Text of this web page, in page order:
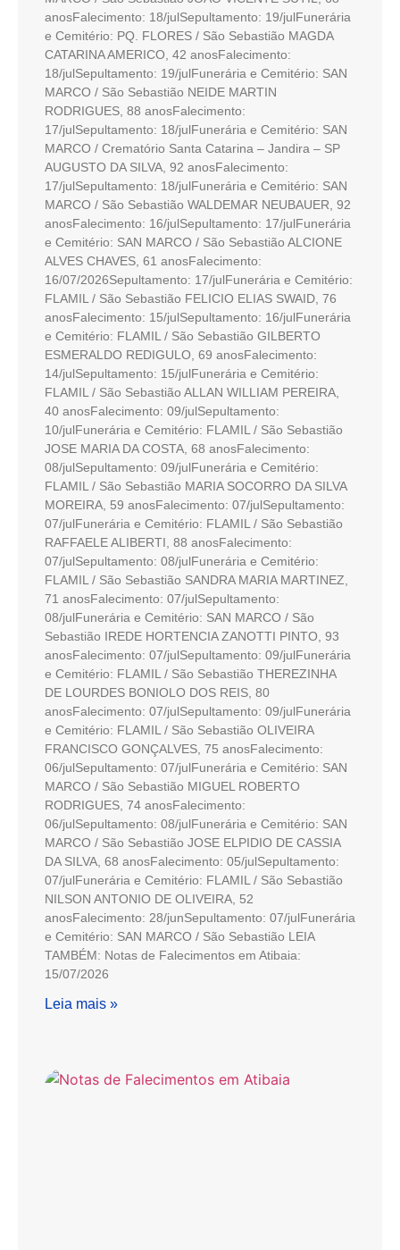
anosFalecimento: 18/julSepultamento: 19/julFunerária
e Cemitério: PQ. FLORES / São Sebastião MAGDA
CATARINA AMERICO, 42 anosFalecimento:
18/julSepultamento: 19/julFunerária e Cemitério: SAN
MARCO / São Sebastião NEIDE MARTIN
RODRIGUES, 88 anosFalecimento:
17/julSepultamento: 18/julFunerária e Cemitério: SAN
MARCO / Crematório Santa Catarina – Jandira – SP
AUGUSTO DA SILVA, 92 anosFalecimento:
17/julSepultamento: 18/julFunerária e Cemitério: SAN
MARCO / São Sebastião WALDEMAR NEUBAUER, 92
anosFalecimento: 16/julSepultamento: 17/julFunerária
e Cemitério: SAN MARCO / São Sebastião ALCIONE
ALVES CHAVES, 61 anosFalecimento:
16/07/2026Sepultamento: 17/julFunerária e Cemitério:
FLAMIL / São Sebastião FELICIO ELIAS SWAID, 76
anosFalecimento: 15/julSepultamento: 16/julFunerária
e Cemitério: FLAMIL / São Sebastião GILBERTO
ESMERALDO REDIGULO, 69 anosFalecimento:
14/julSepultamento: 15/julFunerária e Cemitério:
FLAMIL / São Sebastião ALLAN WILLIAM PEREIRA,
40 anosFalecimento: 09/julSepultamento:
10/julFunerária e Cemitério: FLAMIL / São Sebastião
JOSE MARIA DA COSTA, 68 anosFalecimento:
08/julSepultamento: 09/julFunerária e Cemitério:
FLAMIL / São Sebastião MARIA SOCORRO DA SILVA
MOREIRA, 59 anosFalecimento: 07/julSepultamento:
07/julFunerária e Cemitério: FLAMIL / São Sebastião
RAFFAELE ALIBERTI, 88 anosFalecimento:
07/julSepultamento: 08/julFunerária e Cemitério:
FLAMIL / São Sebastião SANDRA MARIA MARTINEZ,
71 anosFalecimento: 07/julSepultamento:
08/julFunerária e Cemitério: SAN MARCO / São
Sebastião IREDE HORTENCIA ZANOTTI PINTO, 93
anosFalecimento: 07/julSepultamento: 09/julFunerária
e Cemitério: FLAMIL / São Sebastião THEREZINHA
DE LOURDES BONIOLO DOS REIS, 80
anosFalecimento: 07/julSepultamento: 09/julFunerária
e Cemitério: FLAMIL / São Sebastião OLIVEIRA
FRANCISCO GONÇALVES, 75 anosFalecimento:
06/julSepultamento: 07/julFunerária e Cemitério: SAN
MARCO / São Sebastião MIGUEL ROBERTO
RODRIGUES, 74 anosFalecimento:
06/julSepultamento: 08/julFunerária e Cemitério: SAN
MARCO / São Sebastião JOSE ELPIDIO DE CASSIA
DA SILVA, 68 anosFalecimento: 05/julSepultamento:
07/julFunerária e Cemitério: FLAMIL / São Sebastião
NILSON ANTONIO DE OLIVEIRA, 52
anosFalecimento: 28/junSepultamento: 07/julFunerária
e Cemitério: SAN MARCO / São Sebastião LEIA
TAMBÉM: Notas de Falecimentos em Atibaia:
15/07/2026
Leia mais »